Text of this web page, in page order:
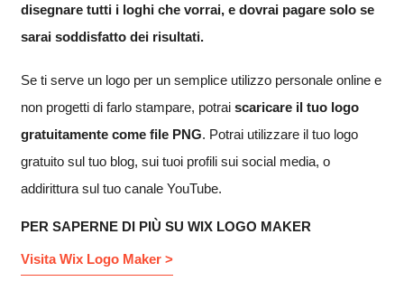
disegnare tutti i loghi che vorrai, e dovrai pagare solo se
sarai soddisfatto dei risultati.
Se ti serve un logo per un semplice utilizzo personale online e
non progetti di farlo stampare, potrai scaricare il tuo logo
gratuitamente come file PNG. Potrai utilizzare il tuo logo
gratuito sul tuo blog, sui tuoi profili sui social media, o
addirittura sul tuo canale YouTube.
PER SAPERNE DI PIÙ SU WIX LOGO MAKER
Visita Wix Logo Maker >